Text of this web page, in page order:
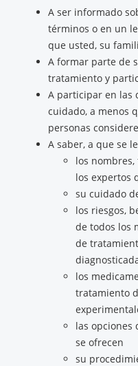
A ser informado
términos o en un
que usted, su
A formar parte de
tratamiento y
A participar en las
cuidado, a menos
personas
A saber, a que se
los
los expertos
su cuidado
los riesgos,
de todos los
de
los
tratamiento
las opciones
se ofrecen
su